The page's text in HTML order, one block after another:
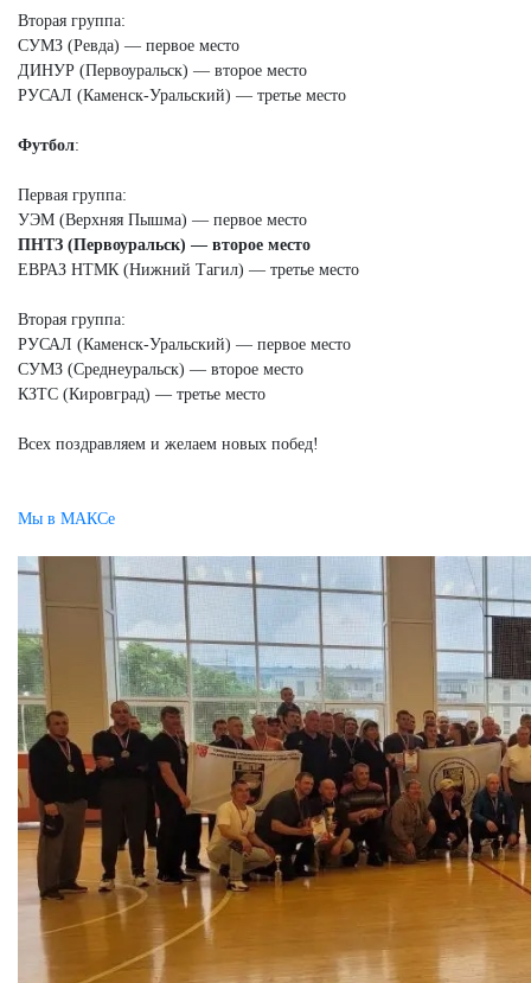
Вторая группа:
СУМЗ (Ревда) — первое место
ДИНУР (Первоуральск) — второе место
РУСАЛ (Каменск‑Уральский) — третье место
Футбол:
Первая группа:
УЭМ (Верхняя Пышма) — первое место
ПНТЗ (Первоуральск) — второе место
ЕВРАЗ НТМК (Нижний Тагил) — третье место
Вторая группа:
РУСАЛ (Каменск‑Уральский) — первое место
СУМЗ (Среднеуральск) — второе место
КЗТС (Кировград) — третье место
Всех поздравляем и желаем новых побед!
Мы в МАКСе